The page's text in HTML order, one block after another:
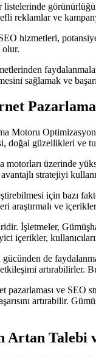
reklamlar ve
hizmetleri,
olur.
sağlamak ve
doğal güzellikleri ve
üzerinde
stratejiyi
için bazı
araştırmalı ve
İşletmeler,
de
artırabilirler.
ve
artırabilir.
Artan Talebi